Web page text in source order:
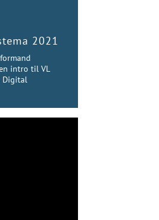
2021
intro til VL
Digital